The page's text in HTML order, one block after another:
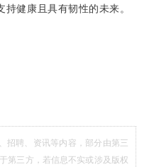
健康且具有韧性的未来。
招聘、资讯等内容，部分由第三
第三方，若信息不实或涉及版权